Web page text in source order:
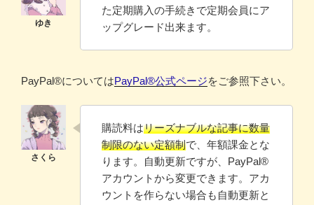
た定期購入の手続きで定期会員にア
ップグレード出来ます。
PayPal®️についてはPayPal®️公式ページをご参照下さい。
購読料はリーズナブルな記事に数量
制限のない定額制で、年額課金とな
ります。自動更新ですが、PayPal®
アカウントから変更できます。アカ
ウントを作らない場合も自動更新と